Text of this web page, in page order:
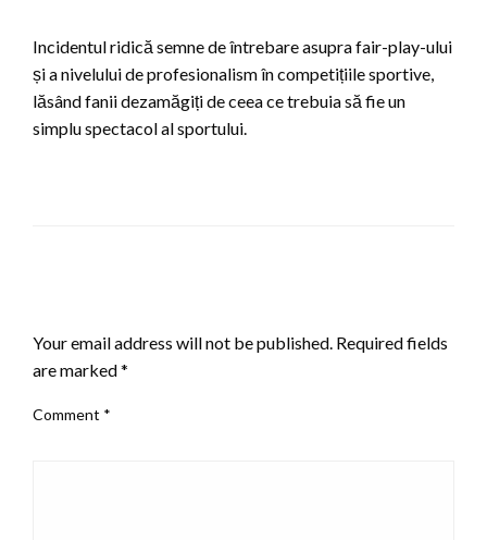
Incidentul ridică semne de întrebare asupra fair-play-ului
și a nivelului de profesionalism în competițiile sportive,
lăsând fanii dezamăgiți de ceea ce trebuia să fie un
simplu spectacol al sportului.
Your email address will not be published. Required fields
are marked*
Comment *